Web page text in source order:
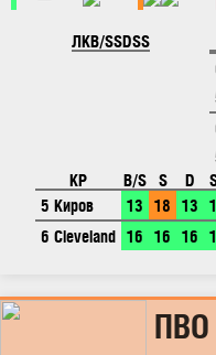
ЛКB/SSDSS
КР
B/S S D
5 Киров
13 18 13
6 Cleveland 16 16 16
ПВО